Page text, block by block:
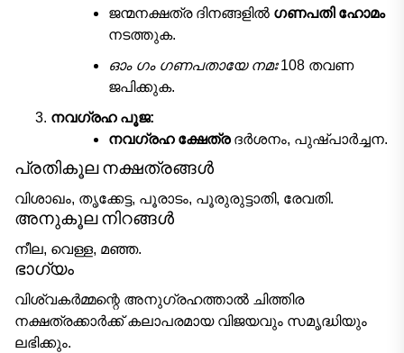
ജന്മനക്ഷത്ര ദിനങ്ങളിൽ ഗണപതി ഹോമം
നടത്തുക.
ഓം ഗം ഗണപതായേ നമഃ108 തവണ
ജപിക്കുക.
നവഗ്രഹ പൂജ:
നവഗ്രഹ ക്ഷേത്രദർശനം, പുഷ്പാർച്ചന.
പ്രതികൂല നക്ഷത്രങ്ങൾ
വിശാഖം, തൃക്കേട്ട, പൂരാടം, പൂരുരുട്ടാതി, രേവതി.
അനുകൂല നിറങ്ങൾ
നീല, വെള്ള, മഞ്ഞ.
ഭാഗ്യം
വിശ്വകർമ്മന്റെ അനുഗ്രഹത്താൽ ചിത്തിര
നക്ഷത്രക്കാർക്ക് കലാപരമായ വിജയവും സമൃദ്ധിയും
ലഭിക്കും.